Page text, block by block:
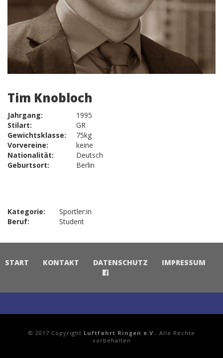
Tim Knobloch
Jahrgang:
1995
Stilart:
GR
Gewichtsklasse:
75kg
Vorvereine:
keine
Nationalität:
Deutsch
Geburtsort:
Berlin
Kategorie:
Sportler:in
Beruf:
Student
START KONTAKT DATENSCHUTZ IMPRESSUM
© 2017 Copyright Luftfahrt Ringen e.V.. Alle Rechte
vorbehalten